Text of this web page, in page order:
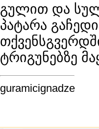
გულით და
პატარა
ტრიგუნებზე
guramicignadze